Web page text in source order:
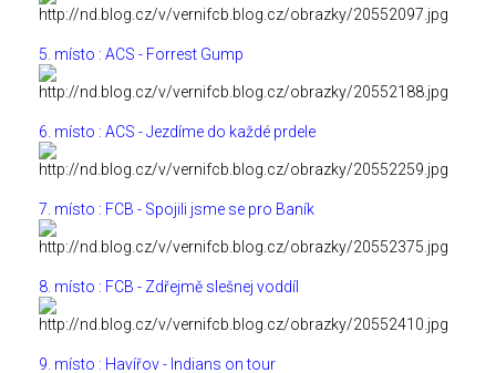
5. místo : ACS - Forrest Gump
6. místo : ACS - Jezdíme do každé prdele
7. místo : FCB - Spojili jsme se pro Baník
8. místo : FCB - Zdřejmě slešnej voddíl
9. místo : Havířov - Indians on tour